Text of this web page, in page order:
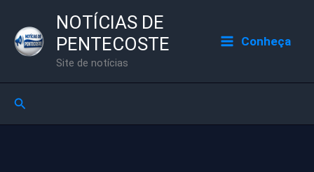
para
NOTÍCIAS DE
PENTECOSTE
Site de notícias
Conheça
Pesquisar